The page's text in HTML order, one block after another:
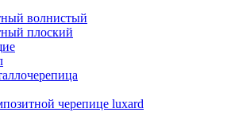
волнистый
плоский
черепице luxard